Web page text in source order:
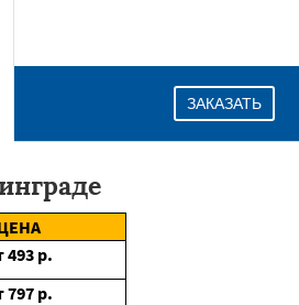
ЗАКАЗАТЬ
493 р.
797 р.